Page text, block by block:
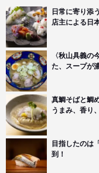
日常に寄り添
店主による日
〈秋山具義の
た、スープが
真鯛そばと鯛
うまみ、香り
目指したのは
到！